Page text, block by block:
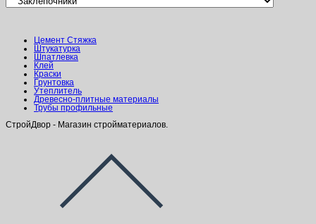
Цемент Стяжка
Штукатурка
Шпатлевка
Клей
Краски
Грунтовка
Утеплитель
Древесно-плитные материалы
Трубы профильные
СтройДвор - Магазин стройматериалов.